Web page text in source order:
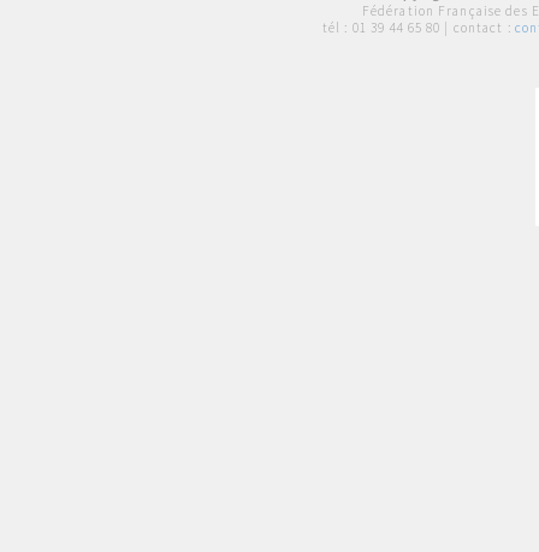
Fédération Française des
tél : 01 39 44 65 80 | contact :